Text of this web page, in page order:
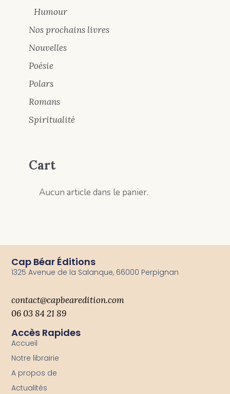
Humour
Nos prochains livres
Nouvelles
Poésie
Polars
Romans
Spiritualité
Cart
Aucun article dans le panier.
Accès Rapides
Accueil
Notre librairie
A propos de
Actualités
Cap Béar Éditions
1325 Avenue de la Salanque, 66000 Perpignan
contact@capbearedition.com
06 03 84 21 89